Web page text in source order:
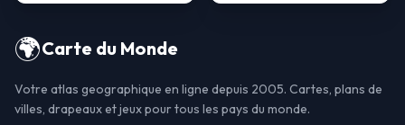
🌍Carte du Monde
Votre atlas geographique en ligne depuis 2005. Cartes, plans de
villes, drapeaux et jeux pour tous les pays du monde.